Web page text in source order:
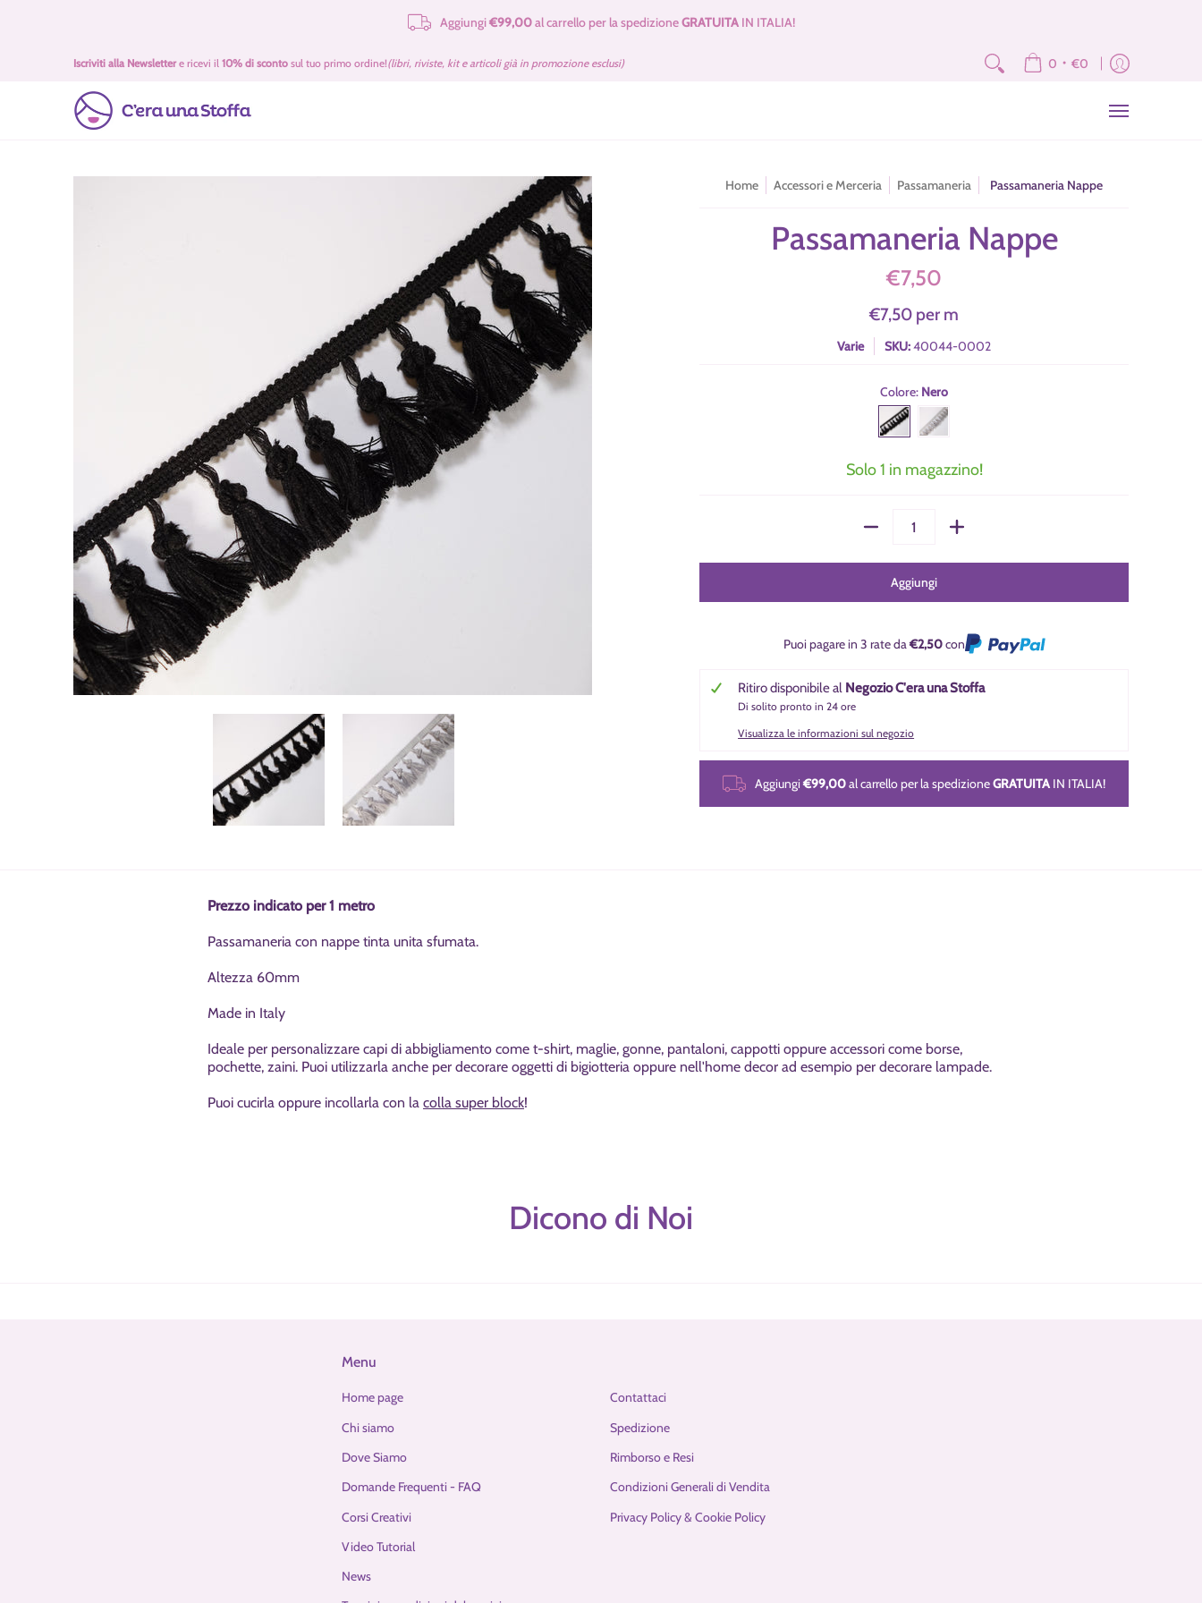
Aggiungi€99,00al carrello per la spedizioneGRATUITAIN ITALIA!
Idee Regalo 🎁 Tessuti Brand Corsi News
Iscriviti alla Newslettere ricevi il 10% di sconto sul tuo primo ordine!(libri, riviste, kit e articoli già in promozione esclusi) 0 • €0
Passamaneria Nappe numero media 0 miniaturaPassamaneria Nappe numero media 1 miniatura
Home Accessori e Merceria Passamaneria Passamaneria Nappe
Passamaneria Nappe
€7,50
€7,50 per m
Varie SKU:40044-0002
Colore: Nero
Nero Grigio
Solo 1 in magazzino!
Aggiungi
Puoi pagare in 3 rate da€2,50con
Ritiro disponibile al Negozio C'era una Stoffa
Di solito pronto in 24 ore
Visualizza le informazioni sul negozio
Aggiungi€99,00al carrello per la spedizioneGRATUITA IN ITALIA!
Prezzo indicato per 1 metro
Passamaneria con nappe tinta unita sfumata.
Altezza 60mm
Made in Italy
Ideale per personalizzare capi di abbigliamento come t-shirt, maglie, gonne, pantaloni, cappotti oppure accessori come borse,
pochette, zaini. Puoi utilizzarla anche per decorare oggetti di bigiotteria oppure nell'home decor ad esempio per decorare lampade.
Puoi cucirla oppure incollarla con la colla super block!
Dicono di Noi
Menu
Home page
Chi siamo
Dove Siamo
Domande Frequenti - FAQ
Corsi Creativi
Video Tutorial
News
Contattaci
Spedizione
Rimborso e Resi
Condizioni Generali di Vendita
Privacy Policy & Cookie Policy